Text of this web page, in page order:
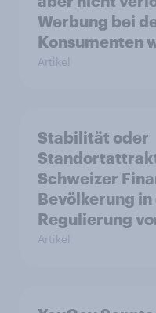
Werbung bei
Konsumenten
Artikel
Stabilität oder
Schweizer
Bevölkerung
Regulierung
Artikel